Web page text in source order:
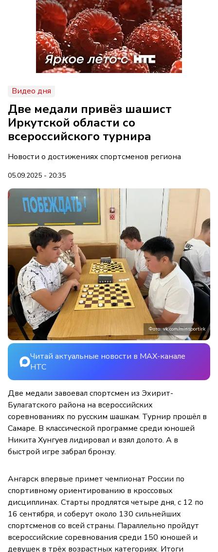
Видео дня
Две медали привёз шашист
Иркутской области со
всероссийского турнира
Новости о достижениях спортсменов региона
05.09.2025 - 20:35
Фото: vk.com/minsportirk
Читай актуальные новости в MAX-канале
НТС
Две медали завоевал спортсмен из Эхирит-
Булагатского района на всероссийских
соревнованиях по русским шашкам. Турнир прошёл в
Самаре. В классической программе среди юношей
Никита Хунгуев лидировал и взял долото. А в
быстрой игре забрал бронзу.
Ангарск впервые примет чемпионат России по
спортивному ориентированию в кроссовых
дисциплинах. Старты продлятся четыре дня, с 12 по
16 сентября, и соберут около 130 сильнейших
спортсменов со всей страны. Параллельно пройдут
всероссийские соревнования среди 150 юношей и
девушек в трёх возрастных категориях. Итоги